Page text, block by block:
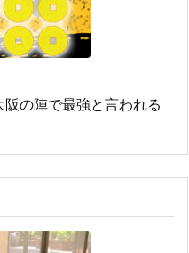
の陣で最強と言われる